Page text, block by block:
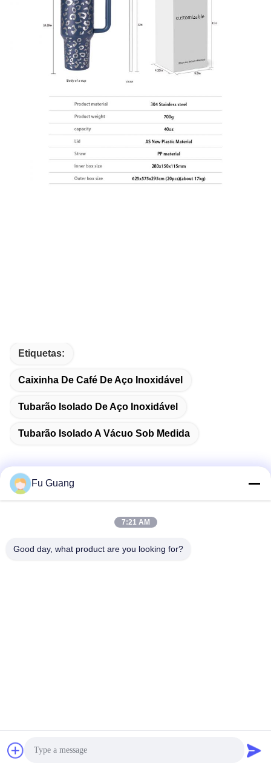
Etiquetas:
Caixinha De Café De Aço Inoxidável
Tubarão Isolado De Aço Inoxidável
Tubarão Isolado A Vácuo Sob Medida
- Não, não.53, SCIENCE AVENUE, HIGH-TECH DISTRICT,
2024-2026 Anhui Fuguang Import and Export Trading Co., Ltd. .
Todos os direitos reservados.
Fu Guang
7:21 AM
Good day, what product are you looking for?